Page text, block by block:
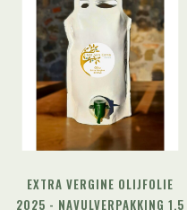
EXTRA VERGINE OLIJFOLIE
2025 - NAVULVERPAKKING 1,5